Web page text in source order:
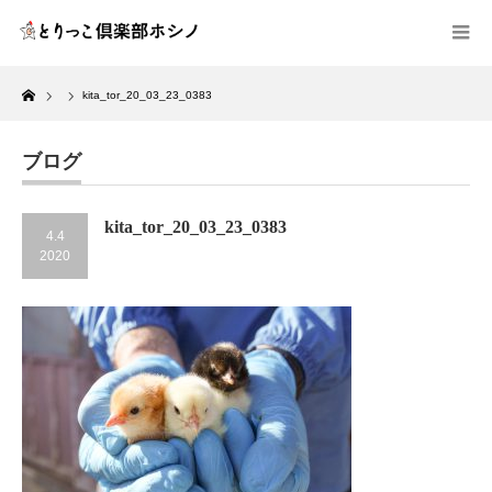
Home
kita_tor_20_03_23_0383
ブログ
4.4
2020
kita_tor_20_03_23_0383